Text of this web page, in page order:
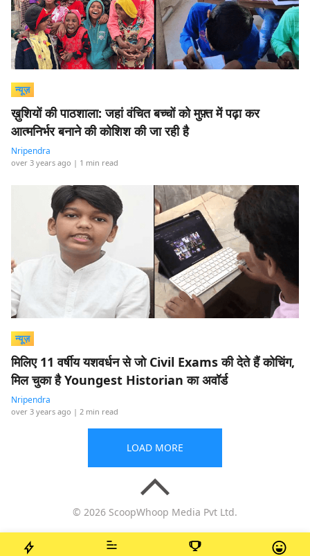
न्यूज़
ख़ुशियों की पाठशाला: जहां वंचित बच्चों को मुफ़्त में पढ़ा कर
आत्मनिर्भर बनाने की कोशिश की जा रही है
Nripendra
over 3 years ago | 1 min read
न्यूज़
मिलिए 11 वर्षीय यशवर्धन से जो Civil Exams की देते हैं कोचिंग,
मिल चुका है Youngest Historian का अवॉर्ड
Nripendra
over 3 years ago | 2 min read
LOAD MORE
© 2026 ScoopWhoop Media Pvt Ltd.